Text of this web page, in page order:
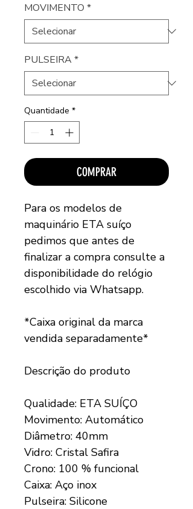
MOVIMENTO *
PULSEIRA*
Quantidade *
COMPRAR
Para os modelos de
maquinário ETA suíço
pedimos que antes de
finalizar a compra consulte a
disponibilidade do relógio
escolhido via Whatsapp.
*Caixa original da marca
vendida separadamente*
Descrição do produto
Qualidade: ETA SUÍÇO
Movimento: Automático
Diâmetro: 40mm
Vidro: Cristal Safira
Crono: 100 % funcional
Caixa: Aço inox
Pulseira: Silicone